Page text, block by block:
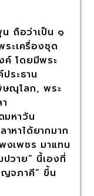
ถือว่าเป็น ๑
ะเครื่องชุด
ค์ โดยมีพระ
ระธาน
ณุโลก, พระ
มหาวัน
หาได้ยากมาก
งเพชร มาแทน
วาย” นี้เองที่
ญจภาคี” ขึ้น